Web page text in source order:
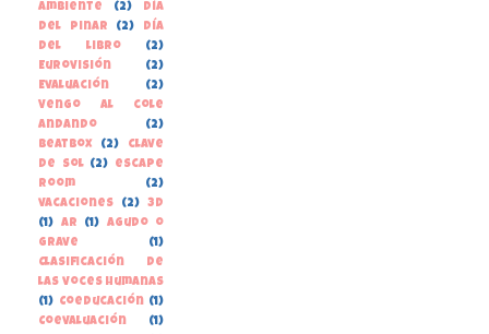
Ambiente
(2)
Día
del Pinar
(2)
Día
del libro
(2)
Eurovisión
(2)
Evaluación
(2)
Vengo al cole
andando
(2)
beatbox
(2)
clave
de sol (2)
escape
room
(2)
vacaciones
(2)
3D
(1)
AR (1)
Agudo o
grave
(1)
Clasificación de
las voces humanas
(1) Coeducación (1)
Coevaluación
(1)